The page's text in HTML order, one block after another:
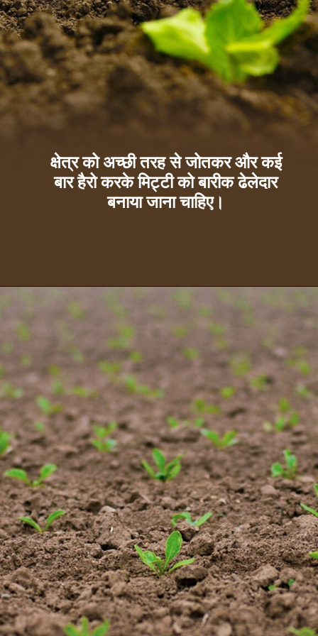
क्षेत्र को अच्छी तरह से जोतकर और कई
बार हैरो करके मिट्टी को बारीक ढेलेदार
बनाया जाना चाहिए।